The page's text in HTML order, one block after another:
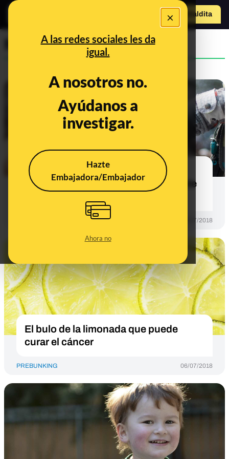
×
A las redes sociales les da
igual.
A nosotros no.
Ayúdanos a
investigar.
Hazte
Embajadora/Embajador
Ahora no
Hazte Maldito
a
Maldita Ciencia
Acupuntura perruna, agua y
piercings: el consultorio científico de
13/07/2018
El bulo de la limonada que puede
curar el cáncer
PREBUNKING 06/07/2018